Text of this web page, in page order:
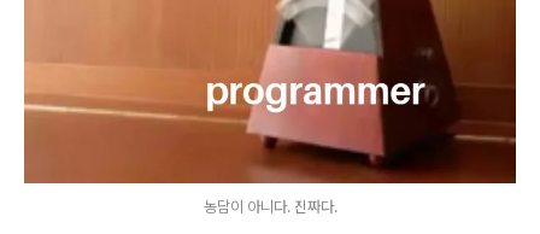
농담이 아니다. 진짜다.